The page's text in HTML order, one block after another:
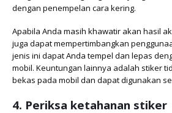
dengan penempelan cara kering.
Apabila Anda masih khawatir akan hasil
juga dapat mempertimbangkan
jenis ini dapat Anda tempel dan lepas
mobil. Keuntungan lainnya adalah stiker
bekas pada mobil dan dapat digunakan
4. Periksa ketahanan stiker